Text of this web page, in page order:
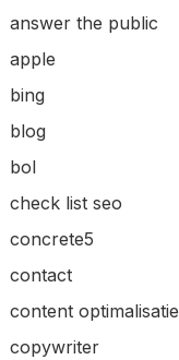
answer the public
apple
bing
blog
bol
check list seo
concrete5
contact
content optimalisatie
copywriter